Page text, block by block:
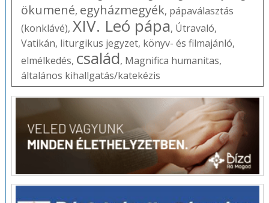
ökumené, egyházmegyék, pápaválasztás
(konklávé), XIV. Leó pápa, Útravaló,
Vatikán, liturgikus jegyzet, könyv- és filmajánló,
elmélkedés, család, Magnifica humanitas,
általános kihallgatás/katekézis